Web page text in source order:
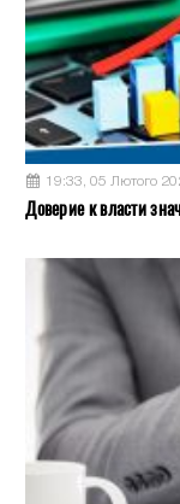
19:33, 05 Лютого
Доверие к власти